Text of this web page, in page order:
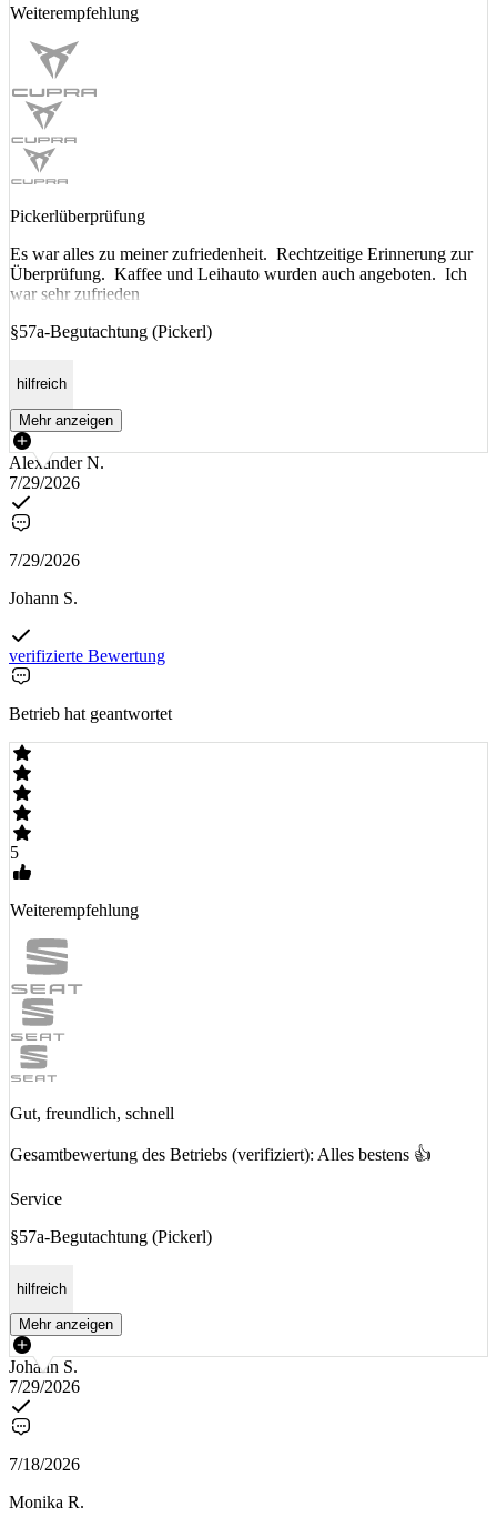
Weiterempfehlung
Pickerlüberprüfung
Es war alles zu meiner zufriedenheit. Rechtzeitige Erinnerung zur
Überprüfung. Kaffee und Leihauto wurden auch angeboten. Ich
war sehr zufrieden
§57a-Begutachtung (Pickerl)
hilfreich
Mehr anzeigen
Alexander N.
7/29/2026
7/29/2026
Johann S.
verifizierte Bewertung
Betrieb hat geantwortet
5
Weiterempfehlung
Gut, freundlich, schnell
Gesamtbewertung des Betriebs (verifiziert): Alles bestens 👍
Service
§57a-Begutachtung (Pickerl)
hilfreich
Mehr anzeigen
Johann S.
7/29/2026
7/18/2026
Monika R.